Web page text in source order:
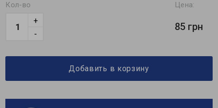
Кол-во
-
+
Цена:
85 грн
Добавить в корзину